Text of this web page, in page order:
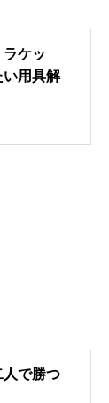
ケッ
い用具解
人で勝つ